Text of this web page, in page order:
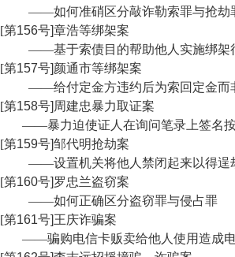
——如何准硝区分敲诈勒索罪与抢劫
[第156号]章浩等绑架案
——基于索债目的帮助他人实施绑架
[第157号]颜通市等绑架案
——给付定金方违约后为索回定金而
[第158号] 周建忠暴力取证案
——暴力迫使证人在询问笔录上签名
[第159号]邹代明抢劫案
——设置机关将他人禁闭起来以得逞
[第160号]罗忠兰盗窃案
——如何正确区分盗窃罪与侵占罪
[第161号]王庆诈骗案
——骗购电信卡贩卖给他人使用造成